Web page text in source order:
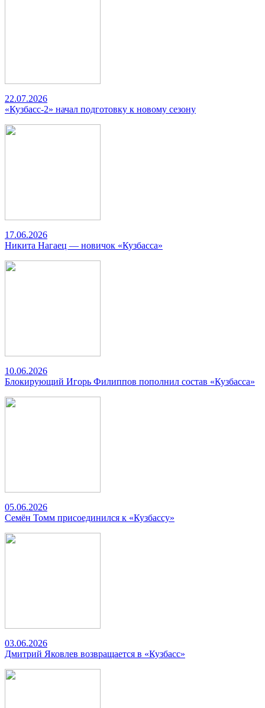
22.07.2026
«Кузбасс-2» начал подготовку к новому сезону
17.06.2026
Никита Нагаец — новичок «Кузбасса»
10.06.2026
Блокирующий Игорь Филиппов пополнил состав «Кузбасса»
05.06.2026
Семён Томм присоединился к «Кузбассу»
03.06.2026
Дмитрий Яковлев возвращается в «Кузбасс»